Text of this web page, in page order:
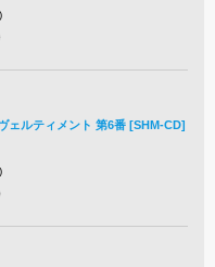
ェルティメント 第6番 [SHM-CD]